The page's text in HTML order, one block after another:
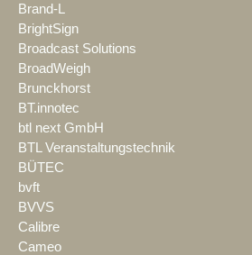
Brand-L
BrightSign
Broadcast Solutions
BroadWeigh
Brunckhorst
BT.innotec
btl next GmbH
BTL Veranstaltungstechnik
BÜTEC
bvft
BVVS
Calibre
Cameo